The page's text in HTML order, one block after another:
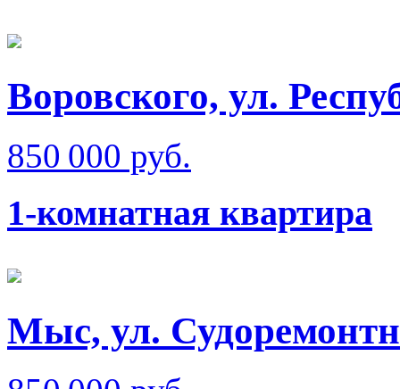
Воровского, ул.
850 000 руб.
1-комнатная квартира
Мыс, ул.